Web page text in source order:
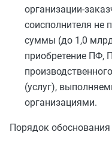
организации-
соисполнителя не
суммы (до 1,0
приобретение ПФ,
(услуг),
организациями.
Порядок